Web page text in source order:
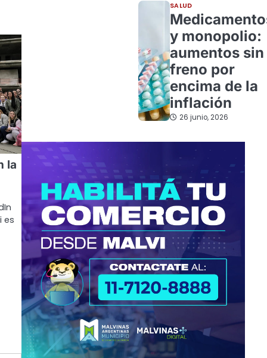
la
es
SALUD
y monopolio:
aumentos sin
freno por
encima de la
inflación
26 junio, 2026